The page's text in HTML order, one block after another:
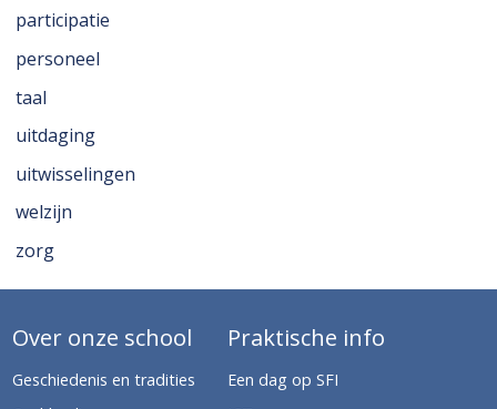
participatie
personeel
taal
uitdaging
uitwisselingen
welzijn
zorg
Over onze school
Geschiedenis en tradities
Praktische info
Een dag op SFI